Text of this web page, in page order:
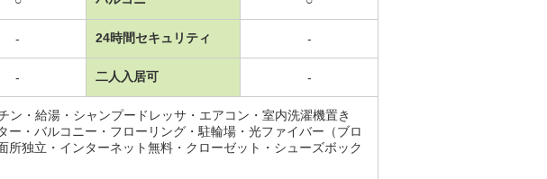
- 24時間セキュリティ -
- 二人入居可 -
・給湯・シャンプードレッサ・エアコン・室内洗濯機置き
・バルコニー・フローリング・駐輪場・光ファイバー（ブロ
独立・インターネット無料・クローゼット・シューズボック